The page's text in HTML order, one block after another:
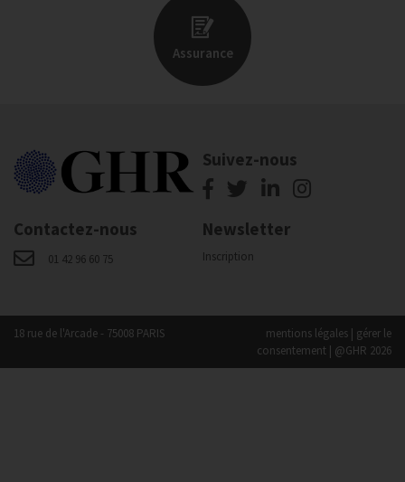
Assurance
Suivez-nous
Contactez-nous
01 42 96 60 75
Newsletter
Inscription
18 rue de l'Arcade - 75008 PARIS mentions légales | gérer le
consentement | @GHR 2026